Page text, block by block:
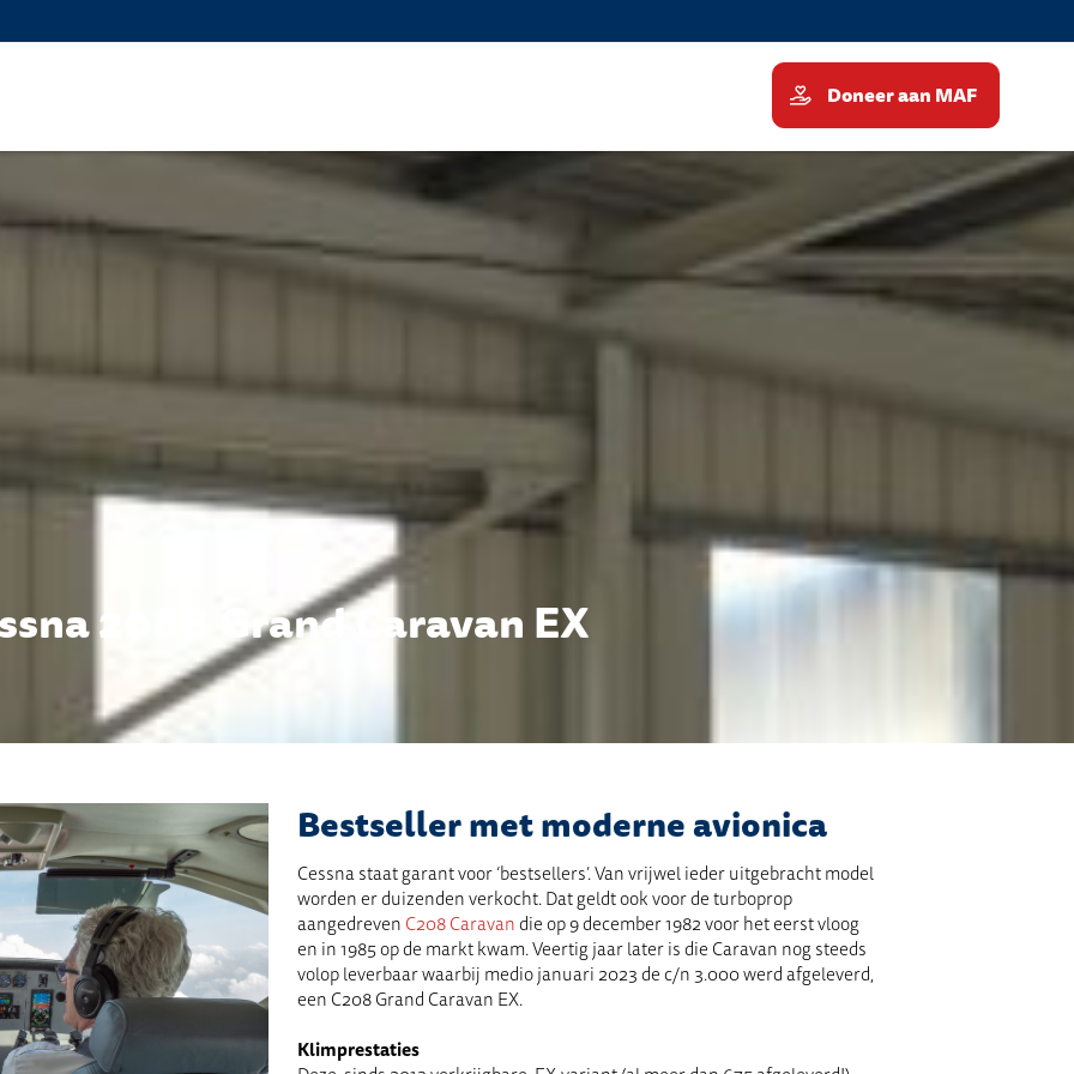
Doneer aan MAF
208B Grand Caravan EX
Bestseller met moderne avionica
Cessnastaat garant voor ‘bestsellers’. Van vrijwel ieder uitgebracht model
worden er duizenden verkocht. Dat geldt ook voor de turboprop
aangedreven C208 Caravandie op 9 december 1982 voor het eerst vloog
en in 1985 op de markt kwam. Veertig jaar later is die Caravan nog steeds
volop leverbaar waarbij medio januari 2023 dec/n3.000 werd afgeleverd,
een C208 Grand Caravan EX.
Klimprestaties